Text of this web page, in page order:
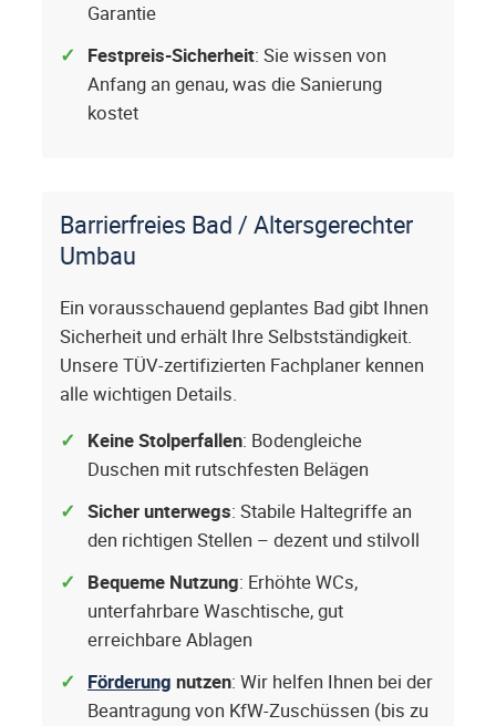
Garantie
Festpreis-Sicherheit: Sie wissen von
Anfang an genau, was die Sanierung
kostet
Barrierfreies Bad / Altersgerechter
Umbau
Ein vorausschauend geplantes Bad gibt Ihnen
Sicherheit und erhält Ihre Selbstständigkeit.
Unsere TÜV-zertifizierten Fachplaner kennen
alle wichtigen Details.
Keine Stolperfallen: Bodengleiche
Duschen mit rutschfesten Belägen
Sicher unterwegs: Stabile Haltegriffe an
den richtigen Stellen – dezent und stilvoll
Bequeme Nutzung: Erhöhte WCs,
unterfahrbare Waschtische, gut
erreichbare Ablagen
Förderung nutzen: Wir helfen Ihnen bei der
Beantragung von KfW-Zuschüssen (bis zu